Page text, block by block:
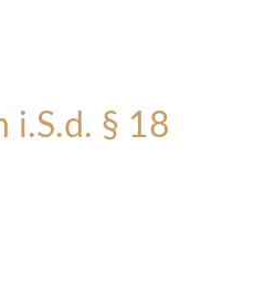
i.S.d. § 18